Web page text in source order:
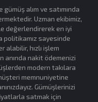
alım ve satımında
Uzman ekibimiz,
değerlendirerek en iyi
politikamız sayesinde
hızlı işlem
anında nakit ödemenizi
modern takılara
memnuniyetine
Gümüşlerinizi
satmak için